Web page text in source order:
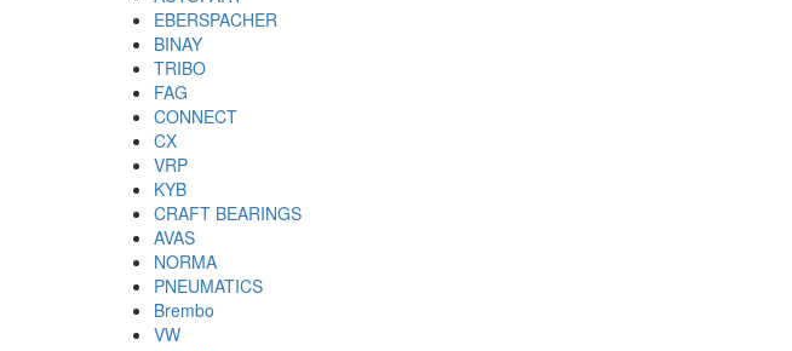
EBERSPACHER
BINAY
TRIBO
FAG
CONNECT
CX
VRP
KYB
CRAFT BEARINGS
AVAS
NORMA
PNEUMATICS
Brembo
VW